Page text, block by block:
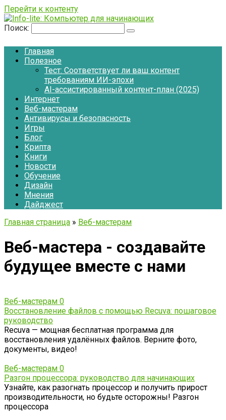
Перейти к контенту
Поиск:
Главная
Полезное
Тест: Соответствует ли ваш контент
требованиям ИИ-эпохи
AI-ассистированный контент-план (2025)
Интернет
Веб-мастерам
Антивирусы и безопасность
Игры
Блог
Крипта
Книги
Новости
Обучение
Дизайн
Мнения
Дайджест
Главная страница » Веб-мастерам
Веб-мастера - создавайте
будущее вместе с нами
Веб-мастерам 0
Восстановление файлов с помощью Recuva: пошаговое
руководство
Recuva — мощная бесплатная программа для
восстановления удалённых файлов. Верните фото,
документы, видео!
Веб-мастерам 0
Разгон процессора: руководство для начинающих
Узнайте, как разогнать процессор и получить прирост
производительности, но будьте осторожны! Разгон
процессора